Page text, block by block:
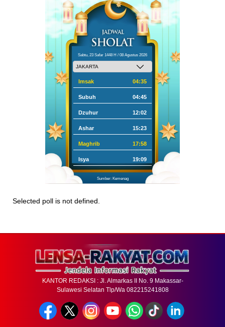
Sabtu, 23 Safar 1448 H / 08 Agustus 2026
Imsak 04:35
Subuh 04:45
Dzuhur 12:02
Ashar 15:23
Maghrib 17:58
Isya 19:09
Sumber: Kemenag
Selected poll is not defined.
KANTOR REDAKSI : Jl. Almarkas II No. 9 Makassar-
Sulawesi Selatan Tlp/Wa 082215241808